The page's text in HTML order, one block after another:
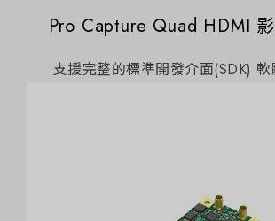
Pro Capture Quad HDMI
支援完整的標準開發介面(SDK)